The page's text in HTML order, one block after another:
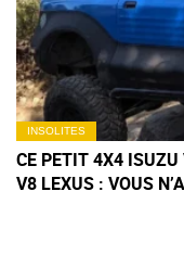
INSOLITES
CE PETIT 4X4 ISUZU
V8 LEXUS : VOUS